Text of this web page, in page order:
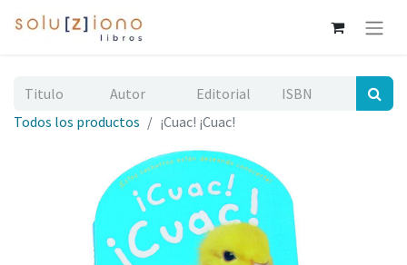
Todos los productos ¡Cuac! ¡Cuac!